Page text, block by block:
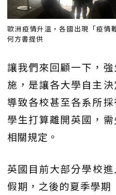
歐洲疫情升溫，各國出現「疫情
何方書提供
讓我們來回顧一下，
施，是讓各大學自主
導致各校甚至各系所
學生打算離開英國，
相關規定。
英國目前大部分學校進
假期，之後的夏季學